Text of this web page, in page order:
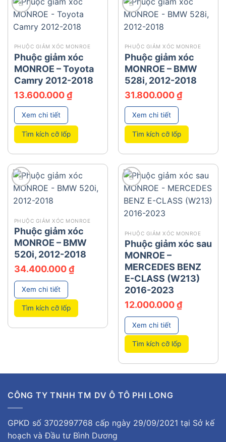
add
PHUỘC GIẢM XÓC MONROE
Phuộc giảm xóc
MONROE – Toyota
Camry 2012-2018
13.600.000₫
Xem chi tiết
Tìm kích cỡ lốp
add
PHUỘC GIẢM XÓC MONROE
Phuộc giảm xóc
MONROE – BMW
528i, 2012-2018
31.800.000₫
Xem chi tiết
Tìm kích cỡ lốp
add
PHUỘC GIẢM XÓC MONROE
Phuộc giảm xóc
MONROE – BMW
520i, 2012-2018
34.400.000₫
Xem chi tiết
Tìm kích cỡ lốp
add
PHUỘC GIẢM XÓC MONROE
Phuộc giảm xóc sau
MONROE –
MERCEDES BENZ
E-CLASS (W213)
2016-2023
12.000.000₫
Xem chi tiết
Tìm kích cỡ lốp
CÔNG TY TNHH TM DV Ô TÔ PHI LONG
GPKD số 3702997768 cấp ngày 29/09/2021 tại Sở kế
hoạch và Đầu tư Bình Dương